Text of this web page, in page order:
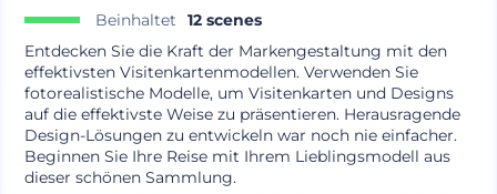
Beinhaltet
12 scenes
Entdecken Sie die Kraft der Markengestaltung mit den
effektivsten Visitenkartenmodellen. Verwenden Sie
fotorealistische Modelle, um Visitenkarten und Designs
auf die effektivste Weise zu präsentieren. Herausragende
Design-Lösungen zu entwickeln war noch nie einfacher.
Beginnen Sie Ihre Reise mit Ihrem Lieblingsmodell aus
dieser schönen Sammlung.